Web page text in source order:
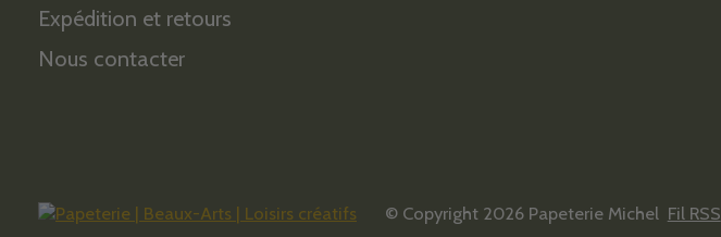
Expédition et retours
Nous contacter
© Copyright 2026 Papeterie Michel Fil RSS